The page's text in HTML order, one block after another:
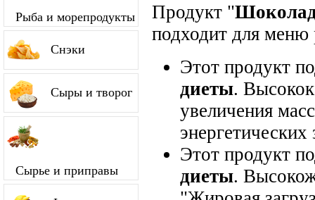
Рыба и морепродукты
Снэки
Сыры и творог
Сырье и приправы
Продукт "
подходит для меню
Этот продукт
диеты.
увеличения
энергетических
Этот продукт
диеты.